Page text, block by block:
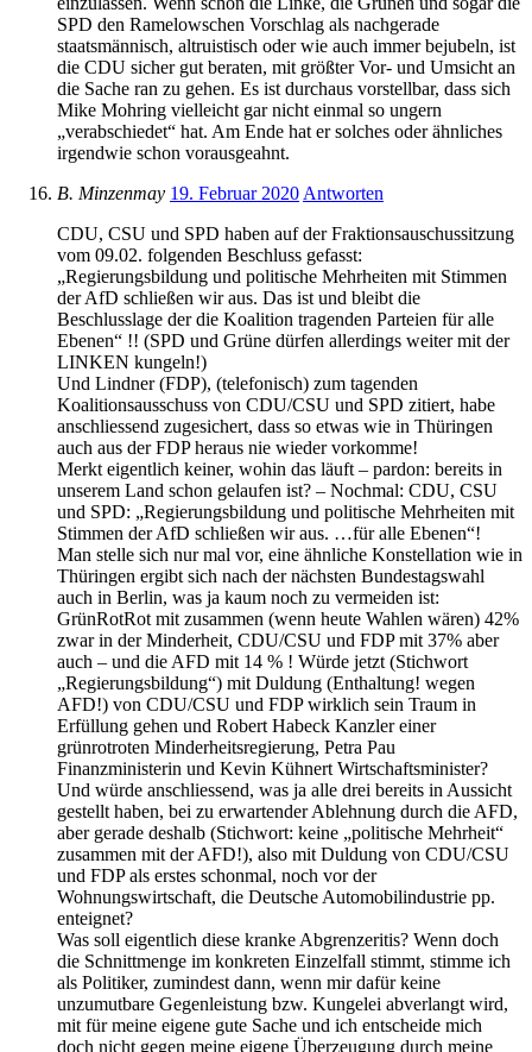
SPD den Ramelowschen Vorschlag als nachgerade
staatsmännisch, altruistisch oder wie auch immer bejubeln, ist
die CDU sicher gut beraten, mit größter Vor- und Umsicht an
die Sache ran zu gehen. Es ist durchaus vorstellbar, dass sich
Mike Mohring vielleicht gar nicht einmal so ungern
„verabschiedet“ hat. Am Ende hat er solches oder ähnliches
irgendwie schon vorausgeahnt.
B. Minzenmay 19. Februar 2020 Antworten
CDU, CSU und SPD haben auf der Fraktionsauschussitzung
vom 09.02. folgenden Beschluss gefasst:
„Regierungsbildung und politische Mehrheiten mit Stimmen
der AfD schließen wir aus. Das ist und bleibt die
Beschlusslage der die Koalition tragenden Parteien für alle
Ebenen“ !! (SPD und Grüne dürfen allerdings weiter mit der
LINKEN kungeln!)
Und Lindner (FDP), (telefonisch) zum tagenden
Koalitionsausschuss von CDU/CSU und SPD zitiert, habe
anschliessend zugesichert, dass so etwas wie in Thüringen
auch aus der FDP heraus nie wieder vorkomme!
Merkt eigentlich keiner, wohin das läuft – pardon: bereits in
unserem Land schon gelaufen ist? – Nochmal: CDU, CSU
und SPD: „Regierungsbildung und politische Mehrheiten mit
Stimmen der AfD schließen wir aus. …für alle Ebenen“!
Man stelle sich nur mal vor, eine ähnliche Konstellation wie in
Thüringen ergibt sich nach der nächsten Bundestagswahl
auch in Berlin, was ja kaum noch zu vermeiden ist:
GrünRotRot mit zusammen (wenn heute Wahlen wären) 42%
zwar in der Minderheit, CDU/CSU und FDP mit 37% aber
auch – und die AFD mit 14 % ! Würde jetzt (Stichwort
„Regierungsbildung“) mit Duldung (Enthaltung! wegen
AFD!) von CDU/CSU und FDP wirklich sein Traum in
Erfüllung gehen und Robert Habeck Kanzler einer
grünrotroten Minderheitsregierung, Petra Pau
Finanzministerin und Kevin Kühnert Wirtschaftsminister?
Und würde anschliessend, was ja alle drei bereits in Aussicht
gestellt haben, bei zu erwartender Ablehnung durch die AFD,
aber gerade deshalb (Stichwort: keine „politische Mehrheit“
zusammen mit der AFD!), also mit Duldung von CDU/CSU
und FDP als erstes schonmal, noch vor der
Wohnungswirtschaft, die Deutsche Automobilindustrie pp.
enteignet?
Was soll eigentlich diese kranke Abgrenzeritis? Wenn doch
die Schnittmenge im konkreten Einzelfall stimmt, stimme ich
als Politiker, zumindest dann, wenn mir dafür keine
unzumutbare Gegenleistung bzw. Kungelei abverlangt wird,
mit für meine eigene gute Sache und ich entscheide mich
doch nicht gegen meine eigene Überzeugung durch meine